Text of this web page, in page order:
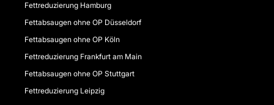
Fettreduzierung Hamburg
Fettabsaugen ohne OP Düsseldorf
Fettabsaugen ohne OP Köln
Fettreduzierung Frankfurt am Main
Fettabsaugen ohne OP Stuttgart
Fettreduzierung Leipzig